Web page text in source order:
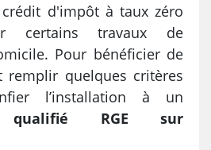
crédit d'impôt à taux zéro
certains travaux de
Pour bénéficier de
quelques critères
l’installation à un
qualifié RGE sur